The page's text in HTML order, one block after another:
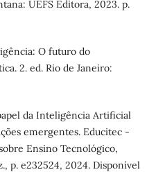
UEFS Editora, 2023. p.
O futuro do
2. ed. Rio de Janeiro:
da Inteligência Artificial
emergentes. Educitec -
Ensino Tecnológico,
p. e232524, 2024. Disponível